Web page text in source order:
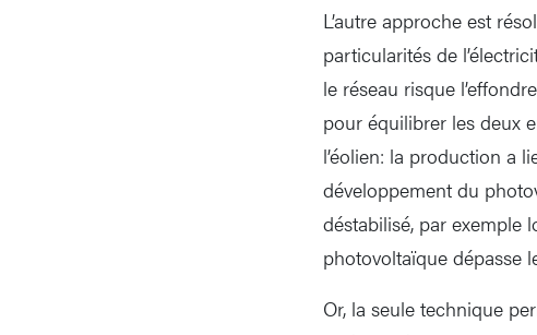
L’autre approche est
particularités de
le réseau risque
pour équilibrer les deux
l’éolien: la production a
développement du
déstabilisé, par exemple
photovoltaïque dépasse
Or, la seule technique